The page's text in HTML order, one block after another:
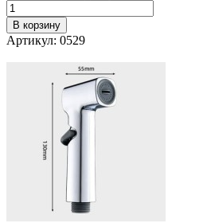
В корзину
Артикул: 0529